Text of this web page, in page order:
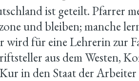
ist geteilt. Pfarrer
und bleiben; manche
wird für eine Lehrerin zur
aus dem Westen,
in den Staat der